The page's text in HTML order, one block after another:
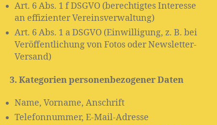
Art. 6 Abs. 1 f DSGVO (berechtigtes Interesse
an effizienter Vereinsverwaltung)
Art. 6 Abs. 1 a DSGVO (Einwilligung, z. B. bei
Veröffentlichung von Fotos oder Newsletter-
Versand)
3. Kategorien personenbezogener Daten
Name, Vorname, Anschrift
Telefonnummer, E-Mail-Adresse